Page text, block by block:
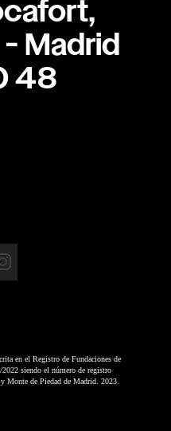
Madrid
48
en el Registro de Fundaciones de
siendo el número de registro
Monte de Piedad de Madrid. 2023.